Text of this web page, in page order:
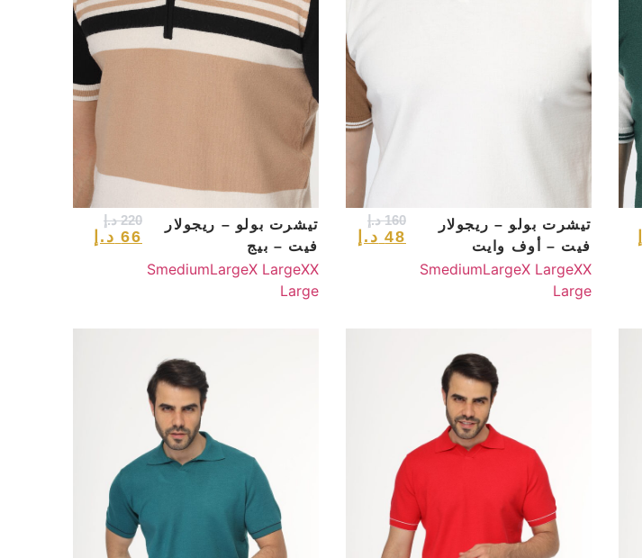
تيشرت بولو – ريجولار
فيت – أوف وايت
160 د.إ
48 د.إ
SmediumLargeX LargeXX
Large
تيشرت بولو – ريجولار
فيت – بيج
220 د.إ
66 د.إ
SmediumLargeX LargeXX
Large